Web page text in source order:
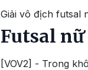
Giải vô địch futsal
Futsal
[VOV2] - Trong